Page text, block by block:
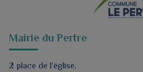
Mairie du Pertre
2 place de l’église,